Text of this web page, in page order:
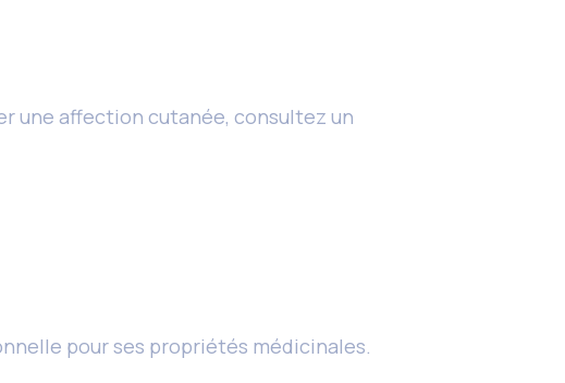
une affection cutanée, consultez un
pour ses propriétés médicinales.